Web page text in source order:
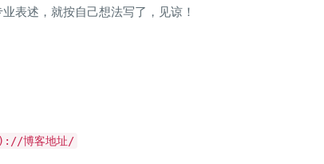
表述，就按自己想法写了，见谅！
博客地址/